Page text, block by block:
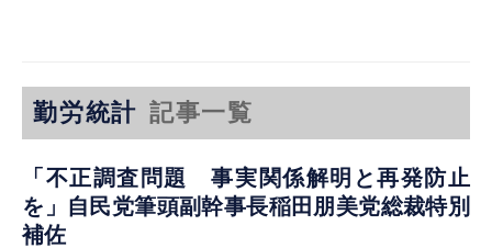
勤労統計 記事一覧
「不正調査問題 事実関係解明と再発防止
を」自民党筆頭副幹事長稲田朋美党総裁特別
補佐